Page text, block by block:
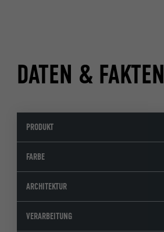
DATEN & FAKTEN
PRODUKT
FARBE
ARCHITEKTUR
VERARBEITUNG